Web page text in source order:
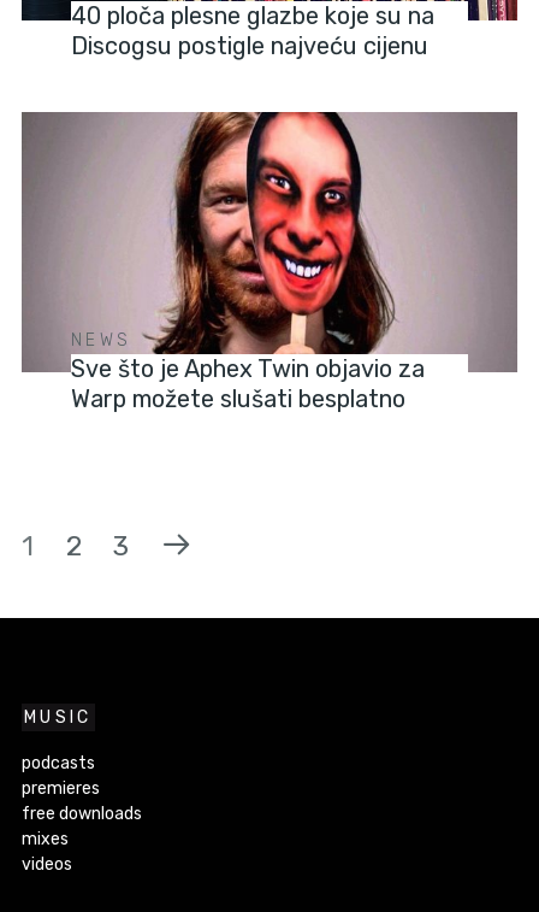
40 ploča plesne glazbe koje su na
Discogsu postigle najveću cijenu
NEWS
Sve što je Aphex Twin objavio za
Warp možete slušati besplatno
1 2 3
MUSIC
podcasts
premieres
free downloads
mixes
videos